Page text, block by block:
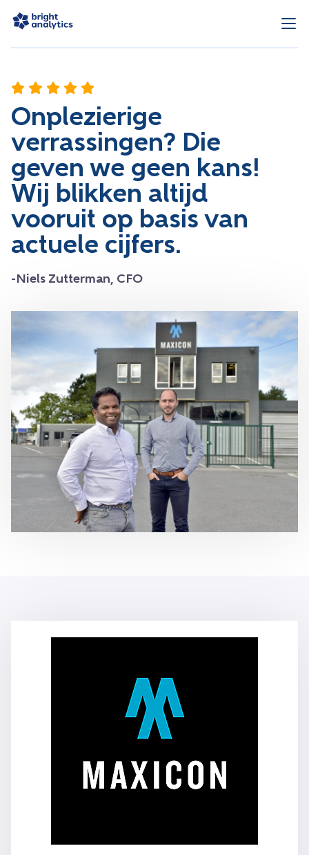
Onplezierige
verrassingen? Die
geven we geen kans!
Wij blikken altijd
vooruit op basis van
actuele cijfers.
-Niels Zutterman, CFO